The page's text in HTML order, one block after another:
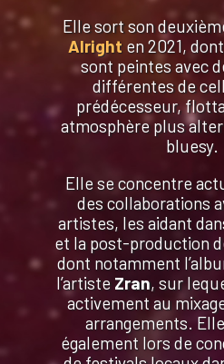
Elle sort son
Alrighten 2021,
sont peintes avec
différentes de
prédécesseur,
atmosphère plus
bluesy.
Elle se concentre
des collaborations
artistes, les aidant
et la post-production
dont notamment
l’artiste Zran, sur
activement au
arrangements.
également lors de